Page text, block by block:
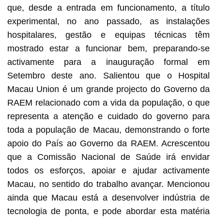
que, desde a entrada em funcionamento, a título
experimental, no ano passado, as instalações
hospitalares, gestão e equipas técnicas têm
mostrado estar a funcionar bem, preparando-se
activamente para a inauguração formal em
Setembro deste ano. Salientou que o Hospital
Macau Union é um grande projecto do Governo da
RAEM relacionado com a vida da população, o que
representa a atenção e cuidado do governo para
toda a população de Macau, demonstrando o forte
apoio do País ao Governo da RAEM. Acrescentou
que a Comissão Nacional de Saúde irá envidar
todos os esforços, apoiar e ajudar activamente
Macau, no sentido do trabalho avançar. Mencionou
ainda que Macau está a desenvolver indústria de
tecnologia de ponta, e pode abordar esta matéria